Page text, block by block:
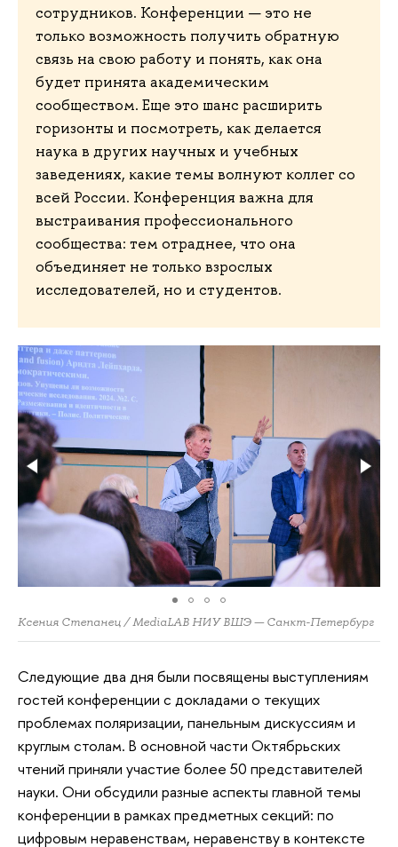
сотрудников. Конференции — это не
только возможность получить обратную
связь на свою работу и понять, как она
будет принята академическим
сообществом. Еще это шанс расширить
горизонты и посмотреть, как делается
наука в других научных и учебных
заведениях, какие темы волнуют коллег со
всей России. Конференция важна для
выстраивания профессионального
сообщества: тем отраднее, что она
объединяет не только взрослых
исследователей, но и студентов.
Ксения Степанец / MediaLAB НИУ ВШЭ — Санкт-Петербург
Следующие два дня были посвящены выступлениям
гостей конференции с докладами о текущих
проблемах поляризации, панельным дискуссиям и
круглым столам. В основной части Октябрьских
чтений приняли участие более 50 представителей
науки. Они обсудили разные аспекты главной темы
конференции в рамках предметных секций: по
цифровым неравенствам, неравенству в контексте